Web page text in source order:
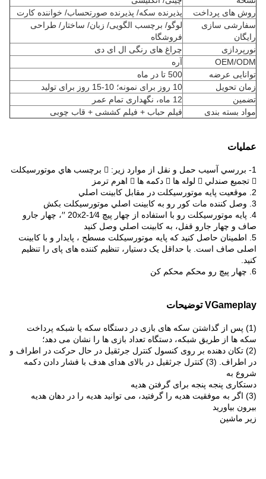
روش های پرداخت
پذیرنده سکه/ پذیرنده صورتحساب/ خواننده کارت
سفارشی سازی
رایگان
لوگو/ برچسب الگویی/ زبان/ ساختار/ طراحی
فروشگاه
نورپردازی
چراغ های رنگی ال ای دی
OEM/ODM
آره
توانایی عرضه
500 تا در ماه
زمان تحویل
10 روز برای نمونه؛ 10-15 روز برای تولید
تضمین
12 ماه، نگهداری تمام عمر
مواد بسته بندی
فیلم حباب + فیلم کششی + قاب چوبی
عملیات
1- بررسي آسيب حمل و نقل از موارد زير:  برچسب هاي موتورسیکلت
 تجميع صندلي  لوله ها  دکمه ها  اهرم ترمز
2. موقعيت پايه موتورسیکلت در مقابل کابينت اصلي
3. وصل کننده مات کور رو به کابينت اصلي موتورسیکلت بکش
4. پايه موتورسیکلت رو با استفاده از چهار پیچ 1⁄4-20x2 ′′، چهار جارو
صاف و چهار جارو قفل، به کابينت اصلي وصل کنيد
5. اطمینان حاصل کنید که پایه موتورسیکلت مسطح ، پایدار و با کابینت
اصلی صاف است. با حداقل یک دستیار، تنظیم کننده های پای را تنظیم
کنید.
6. چهار پیچ رو محکم محکم کن
VGameplay توضیحات
(1) پس از گذاشتن سکه های بازی در دستگاه سکه یا شبکه پرداخت
سکه ها از طریق شبکه، دستگاه تعداد بازی ها را نشان می دهد؛
(2) تکان دهنده بر روی کنسول کنترل جرثقیل در حال حرکت در اطراف و
در اطراف. (3) کنترل جرثقیل در بالای هدای هدف با فشار دادن دکمه
شروع به
دستکاری پنجه پنجه برای گرفتن هدیه
(3) اگر به موفقیت هدیه را گرفتید، می توانید هدیه را در دهان هدیه
بیرون بیاورید
زیر ماشین